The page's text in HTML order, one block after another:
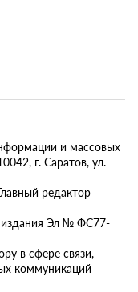
и массовых
г. Саратов, ул.
редактор
издания Эл № ФС77-
в сфере связи,
коммуникаций